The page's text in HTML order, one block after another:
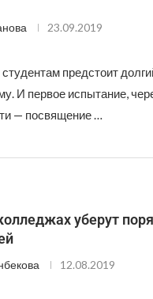
23.09.2019
предстоит
И первое испытание,
— посвящение …
уберут
12.08.2019